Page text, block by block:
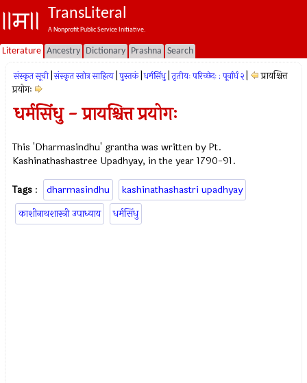
TransLiteral
A Nonprofit Public Service Initiative.
Literature Ancestry Dictionary Prashna Search
संस्कृत सूची संस्कृत स्तोत्र साहित्य पुस्तकं धर्मसिंधु तृतीयः परिच्छेदः : पूर्वार्ध २
प्रायश्चित्त
प्रयोगः
धर्मसिंधु - प्रायश्चित्त प्रयोगः
This 'Dharmasindhu' grantha was written by Pt.
Kashinathashastree Upadhyay, in the year 1790-91.
Tags : dharmasindhu
kashinathashastri upadhyay
काशीनाथशास्त्री उपाध्याय
धर्मसिंधु